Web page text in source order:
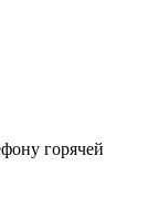
горячей